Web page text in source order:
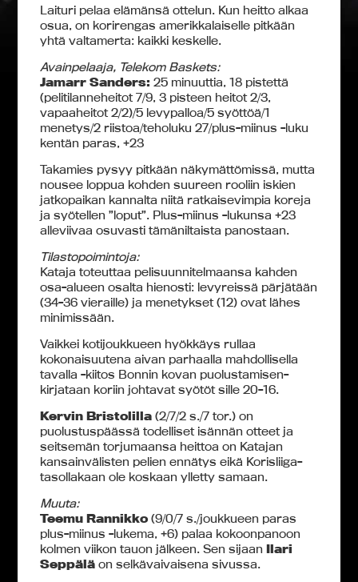
Laituri pelaa elämänsä ottelun. Kun heitto alkaa
osua, on korirengas amerikkalaiselle pitkään
yhtä valtamerta: kaikki keskelle.
Avainpelaaja, Telekom Baskets:
Jamarr Sanders: 25 minuuttia, 18 pistettä
(pelitilanneheitot 7/9, 3 pisteen heitot 2/3,
vapaaheitot 2/2)/5 levypalloa/5 syöttöä/1
menetys/2 riistoa/teholuku 27/plus-miinus -luku
kentän paras, +23
Takamies pysyy pitkään näkymättömissä, mutta
nousee loppua kohden suureen rooliin iskien
jatkopaikan kannalta niitä ratkaisevimpia koreja
ja syötellen ”loput”. Plus-miinus -lukunsa +23
alleviivaa osuvasti tämäniltaista panostaan.
Tilastopoimintoja:
Kataja toteuttaa pelisuunnitelmaansa kahden
osa-alueen osalta hienosti: levyreissä pärjätään
(34-36 vieraille) ja menetykset (12) ovat lähes
minimissään.
Vaikkei kotijoukkueen hyökkäys rullaa
kokonaisuutena aivan parhaalla mahdollisella
tavalla -kiitos Bonnin kovan puolustamisen-
kirjataan koriin johtavat syötöt sille 20-16.
Kervin Bristolilla (2/7/2 s./7 tor.) on
puolustuspäässä todelliset isännän otteet ja
seitsemän torjumaansa heittoa on Katajan
kansainvälisten pelien ennätys eikä Korisliiga-
tasollakaan ole koskaan ylletty samaan.
Muuta:
Teemu Rannikko (9/0/7 s./joukkueen paras
plus-miinus -lukema, +6) palaa kokoonpanoon
kolmen viikon tauon jälkeen. Sen sijaanIlari
Seppälä on selkävaivaisena sivussa.